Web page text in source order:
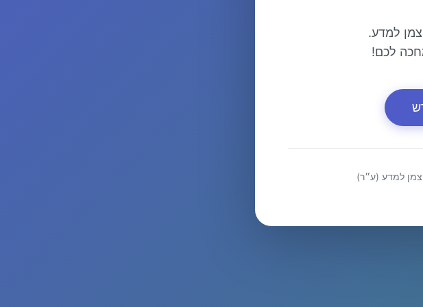
למדע.
לכם!
למדע (ע״ר)